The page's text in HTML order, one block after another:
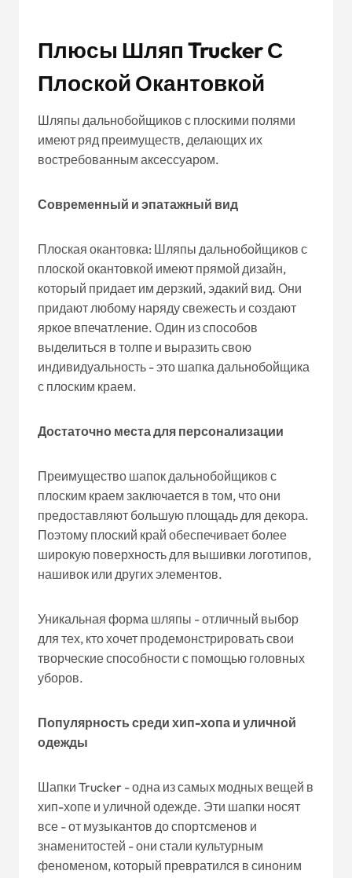
Плюсы Шляп Trucker С
Плоской Окантовкой
Шляпы дальнобойщиков с плоскими полями
имеют ряд преимуществ, делающих их
востребованным аксессуаром.
Современный и эпатажный вид
Плоская окантовка: Шляпы дальнобойщиков с
плоской окантовкой имеют прямой дизайн,
который придает им дерзкий, эдакий вид. Они
придают любому наряду свежесть и создают
яркое впечатление. Один из способов
выделиться в толпе и выразить свою
индивидуальность - это шапка дальнобойщика
с плоским краем.
Достаточно места для персонализации
Преимущество шапок дальнобойщиков с
плоским краем заключается в том, что они
предоставляют большую площадь для декора.
Поэтому плоский край обеспечивает более
широкую поверхность для вышивки логотипов,
нашивок или других элементов.
Уникальная форма шляпы - отличный выбор
для тех, кто хочет продемонстрировать свои
творческие способности с помощью головных
уборов.
Популярность среди хип-хопа и уличной
одежды
Шапки Trucker - одна из самых модных вещей в
хип-хопе и уличной одежде. Эти шапки носят
все - от музыкантов до спортсменов и
знаменитостей - они стали культурным
феноменом, который превратился в синоним